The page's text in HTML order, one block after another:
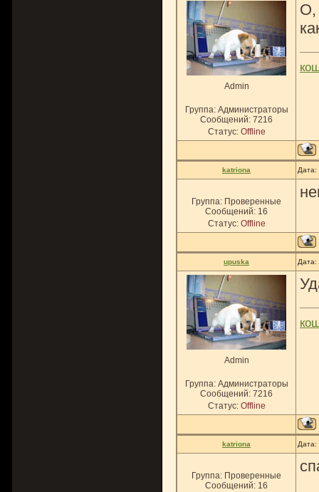
Admin
Группа: Администраторы
Сообщений: 7216
Статус: Offline
О,
katriona
Группа: Проверенные
Сообщений: 16
Статус: Offline
upuska
Admin
Группа: Администраторы
Сообщений: 7216
Статус: Offline
katriona
Группа: Проверенные
Сообщений: 16